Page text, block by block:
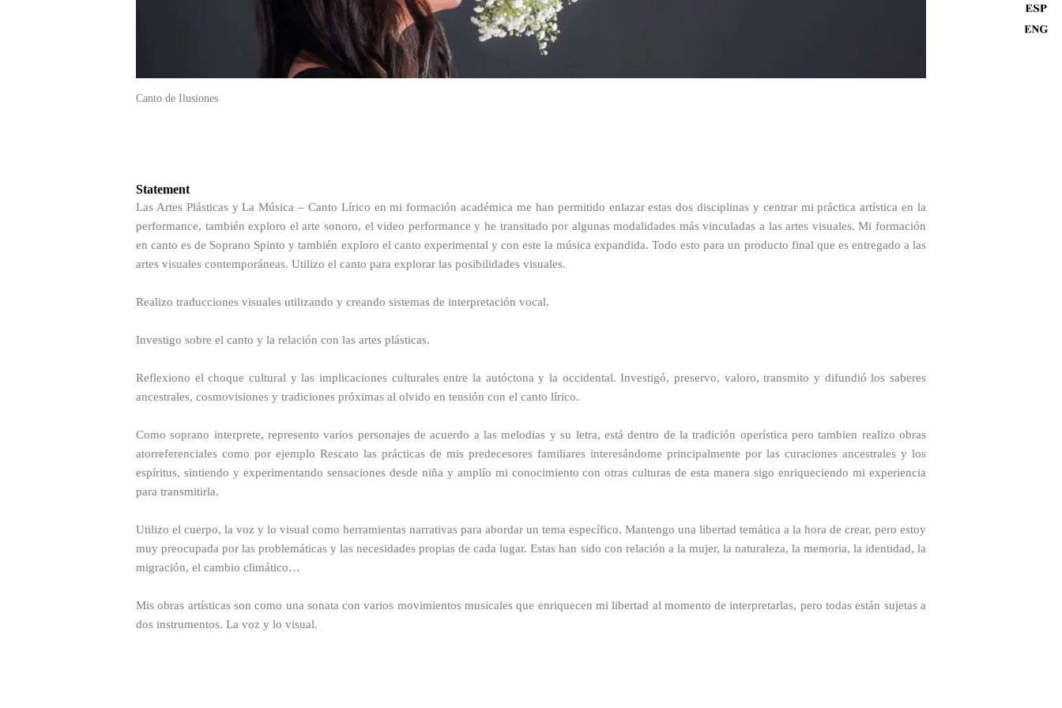
Canto de Ilusiones
Statement
Las Artes Plásticas y La Música – Canto Lírico en mi formación académica me han permitido enlazar estas dos disciplinas y centrar mi práctica artística en la
performance, también exploro el arte sonoro, el video performance y he transitado por algunas modalidades más vinculadas a las artes visuales. Mi formación
en canto es de Soprano Spinto y también exploro el canto experimental y con este la música expandida. Todo esto para un producto final que es entregado a las
artes visuales contemporáneas. Utilizo el canto para explorar las posibilidades visuales.
Realizo traducciones visuales utilizando y creando sistemas de interpretación vocal.
Investigo sobre el canto y la relación con las artes plásticas.
Reflexiono el choque cultural y las implicaciones culturales entre la autóctona y la occidental. Investigó, preservo, valoro, transmito y difundió los saberes
ancestrales, cosmovisiones y tradiciones próximas al olvido en tensión con el canto lírico.
Como soprano interprete, represento varios personajes de acuerdo a las melodias y su letra, está dentro de la tradición operística pero tambien realizo obras
atorreferenciales como por ejemplo Rescato las prácticas de mis predecesores familiares interesándome principalmente por las curaciones ancestrales y los
espíritus, sintiendo y experimentando sensaciones desde niña y amplío mi conocimiento con otras culturas de esta manera sigo enriqueciendo mi experiencia
para transmitirla.
Utilizo el cuerpo, la voz y lo visual como herramientas narrativas para abordar un tema específico. Mantengo una libertad temática a la hora de crear, pero estoy
muy preocupada por las problemáticas y las necesidades propias de cada lugar. Estas han sido con relación a la mujer, la naturaleza, la memoria, la identidad, la
migración, el cambio climático…
Mis obras artísticas son como una sonata con varios movimientos musicales que enriquecen mi libertad al momento de interpretarlas, pero todas están sujetas a
dos instrumentos. La voz y lo visual.